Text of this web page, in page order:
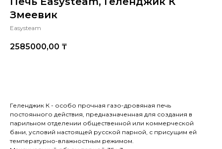
Змеевик
Easysteam
2585000,00 ₸
Геленджик К - особо прочная газо-дровяная печь
постоянного действия, предназначенная для создания в
парильном отделении общественной или коммерческой
бани, условий настоящей русской парной, с присущим ей
температурно-влажностным режимом.